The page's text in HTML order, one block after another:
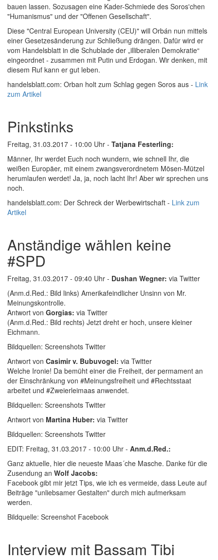
bauen lassen. Sozusagen eine Kader-Schmiede des Soros'chen
"Humanismus" und der "Offenen Gesellschaft".
Diese "Central European University (CEU)" will Orbán nun mittels
einer Gesetzesänderung zur Schließung drängen. Dafür wird er
vom Handelsblatt in die Schublade der „illiberalen Demokratie“
eingeordnet - zusammen mit Putin und Erdogan. Wir denken, mit
diesem Ruf kann er gut leben.
handelsblatt.com: Orban holt zum Schlag gegen Soros aus - Link
zum Artikel
Pinkstinks
Freitag, 31.03.2017 - 10:00 Uhr - Tatjana Festerling:
Männer, Ihr werdet Euch noch wundern, wie schnell Ihr, die
weißen Europäer, mit einem zwangsverordnetem Mösen-Mützel
herumlaufen werdet! Ja, ja, noch lacht Ihr! Aber wir sprechen uns
noch.
handelsblatt.com: Der Schreck der Werbewirtschaft - Link zum
Artikel
Anständige wählen keine
#SPD
Freitag, 31.03.2017 - 09:40 Uhr - Dushan Wegner: via Twitter
(Anm.d.Red.: Bild links) Amerikafeindlicher Unsinn von Mr.
Meinungskontrolle.
Antwort von Gorgias: via Twitter
(Anm.d.Red.: Bild rechts) Jetzt dreht er hoch, unsere kleiner
Eichmann.
Bildquellen: Screenshots Twitter
Antwort von Casimir v. Bubuvogel: via Twitter
Welche Ironie! Da bemüht einer die Freiheit, der permament an
der Einschränkung von #Meinungsfreiheit und #Rechtsstaat
arbeitet und #Zweierleimaas anwendet.
Bildquellen: Screenshots Twitter
Antwort von Martina Huber: via Twitter
Bildquellen: Screenshots Twitter
EDIT: Freitag, 31.03.2017 - 10:00 Uhr - Anm.d.Red.:
Ganz aktuelle, hier die neueste Maas´che Masche. Danke für die
Zusendung an Wolf Jacobs:
Facebook gibt mir jetzt Tips, wie ich es vermeide, dass Leute auf
Beiträge "unliebsamer Gestalten" durch mich aufmerksam
werden.
Bildquelle: Screenshot Facebook
Interview mit Bassam Tibi